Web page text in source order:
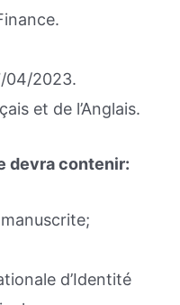
04/2023.
et de l’Anglais.
devra contenir:
d’Identité